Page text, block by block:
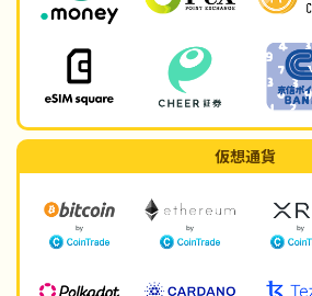
仮想通貨